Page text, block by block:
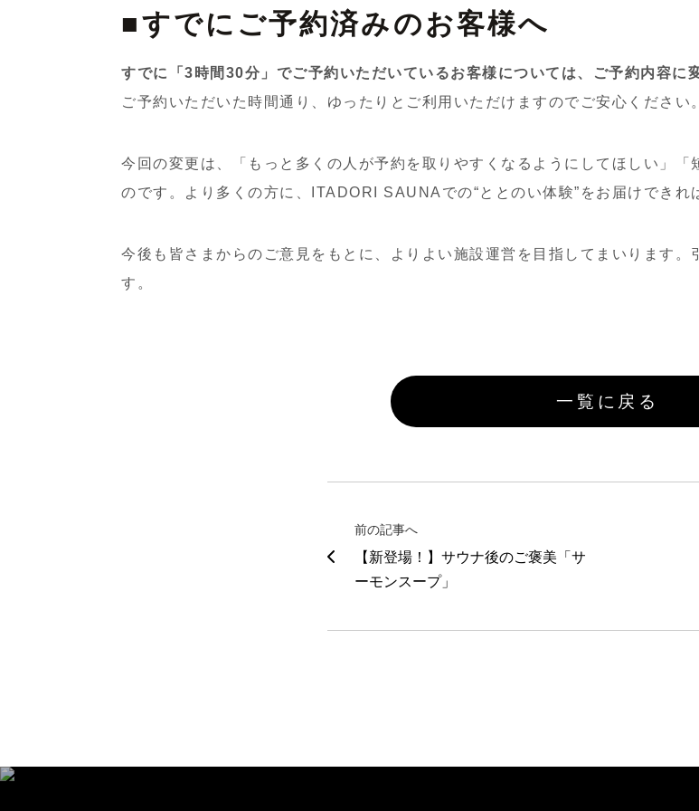
■すでにご予約済みのお客様へ
すでに「3時間30分」でご予約いただいているお客様については、ご予約内容に
ご予約いただいた時間通り、ゆったりとご利用いただけますのでご安心ください。
今回の変更は、「もっと多くの人が予約を取りやすくなるようにしてほしい」
のです。より多くの方に、ITADORI SAUNAでの“ととのい体験”をお届けできれ
今後も皆さまからのご意見をもとに、よりよい施設運営を目指してまいります
す。
一覧に戻る
前の記事へ
【新登場！】サウナ後のご褒美「サ
ーモンスープ」